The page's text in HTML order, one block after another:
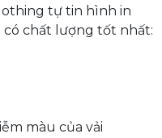
tự tin hình in
chất lượng tốt nhất:
màu của vải